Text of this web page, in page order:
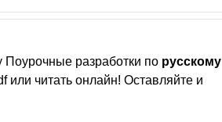
Поурочные разработки по русскому
или читать онлайн! Оставляйте и